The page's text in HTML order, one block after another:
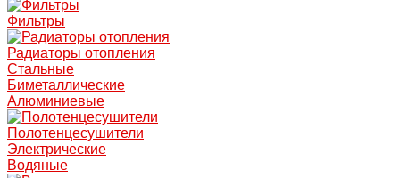
Фильтры
Радиаторы отопления
Стальные
Биметаллические
Алюминиевые
Полотенцесушители
Электрические
Водяные